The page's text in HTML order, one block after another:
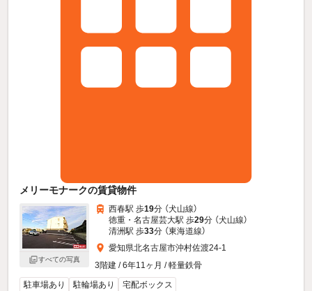
メリーモナークの賃貸物件
すべての写真
西春駅 歩19分 （犬山線）
徳重・名古屋芸大駅 歩29分 （犬山線）
清洲駅 歩33分 （東海道線）
愛知県北名古屋市沖村佐渡24-1
3階建 / 6年11ヶ月 / 軽量鉄骨
駐車場あり
駐輪場あり 宅配ボックス